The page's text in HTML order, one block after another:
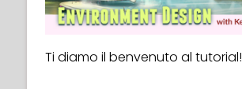
Ti diamo il benvenuto al tutorial!